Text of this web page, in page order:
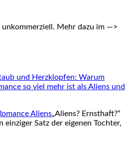
Mehr dazu im —>
und Herzklopfen: Warum
so viel mehr ist als Aliens und
„Aliens? Ernsthaft?“
einziger Satz der eigenen Tochter,